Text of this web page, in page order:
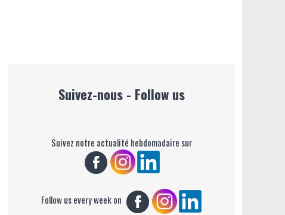
Suivez-nous - Follow us
Suivez notre actualité hebdomadaire sur
Follow us every week on